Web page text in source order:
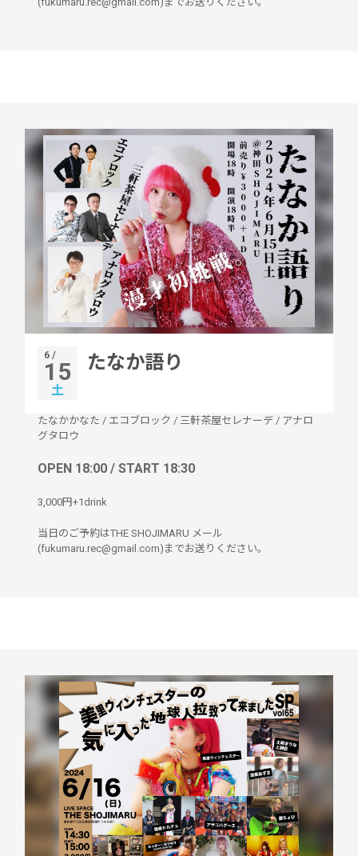
6 /
15
土
たなか語り
たなかかなた / エコブロック / 三軒茶屋セレナーデ / アナロ
グタロウ
OPEN 18:00 / START 18:30
3,000円+1drink
当日のご予約はTHE SHOJIMARU メール
(fukumaru.rec@gmail.com)までお送りください。